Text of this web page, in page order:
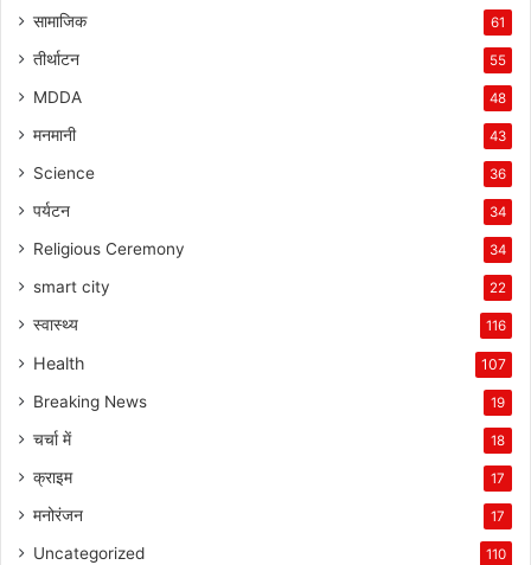
सामाजिक 61
तीर्थाटन 55
MDDA 48
मनमानी 43
Science 36
पर्यटन 34
Religious Ceremony 34
smart city 22
स्वास्थ्य 116
Health 107
Breaking News 19
चर्चा में 18
क्राइम 17
मनोरंजन 17
Uncategorized 110